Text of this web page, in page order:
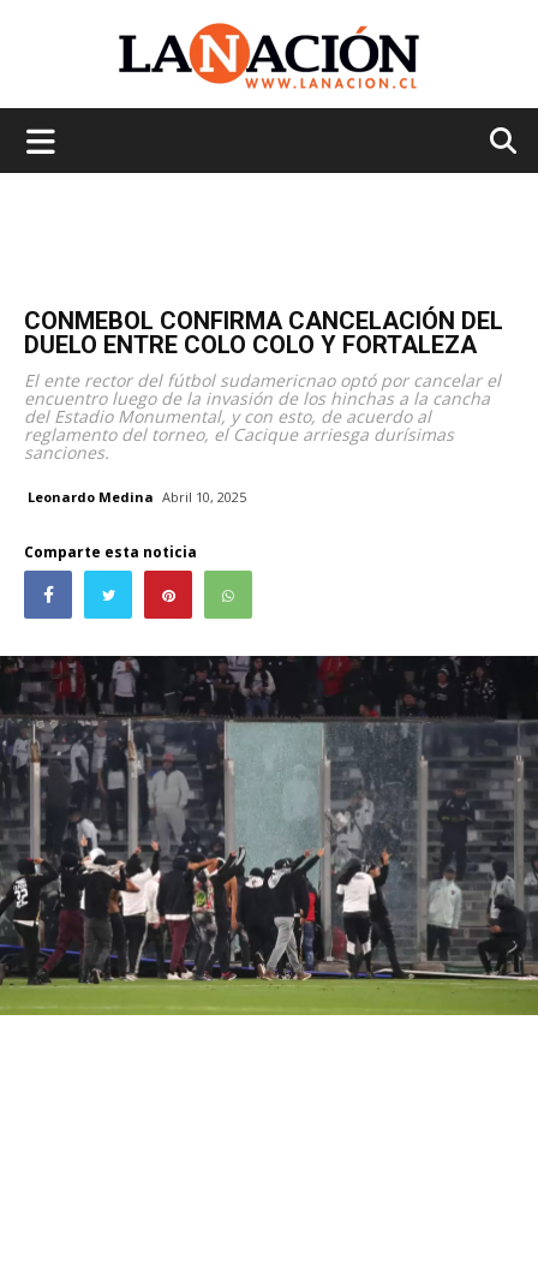
CONMEBOL CONFIRMA CANCELACIÓN DEL
DUELO ENTRE COLO COLO Y FORTALEZA
El ente rector del fútbol sudamericnao optó por cancelar el
encuentro luego de la invasión de los hinchas a la cancha
del Estadio Monumental, y con esto, de acuerdo al
reglamento del torneo, el Cacique arriesga durísimas
sanciones.
Leonardo Medina Abril 10, 2025
Comparte esta noticia